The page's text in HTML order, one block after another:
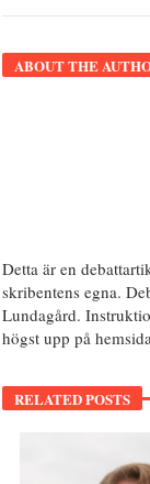
ABOUT THE
Detta är en
skribentens egna.
Lundagård.
högst upp på
RELATED POSTS